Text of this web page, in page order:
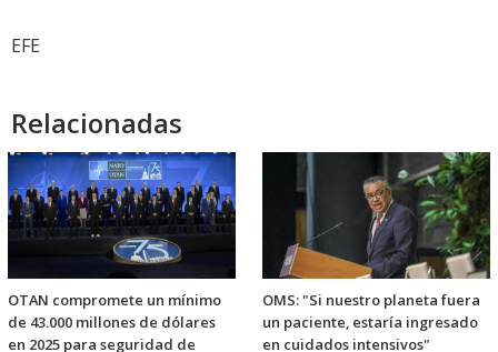
EFE
Relacionadas
OTAN compromete un mínimo
de 43.000 millones de dólares
en 2025 para seguridad de
OMS: "Si nuestro planeta fuera
un paciente, estaría ingresado
en cuidados intensivos"